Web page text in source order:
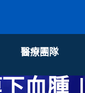
醫療團隊
血腫